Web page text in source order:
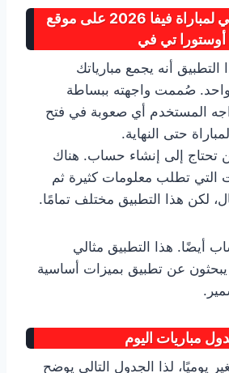
بث مباشر مجاني لمباراة فيفا 2026 على موقع
أوستورا تي في
أنه يجمع مبارياتك
صُممت واجهته ببساطة
المستخدم أي صعوبة في فتح
حتى النهاية.
تحتاج إلى إنشاء حساب. هناك
التي تطلب معلومات كثيرة ثم
لكن هذا التطبيق مختلف تمامًا.
أيضًا. هذا التطبيق مثالي
عن تطبيق بميزات أساسية
مباريات اليوم
يوميًا، لذا الجدول التالي يوضح